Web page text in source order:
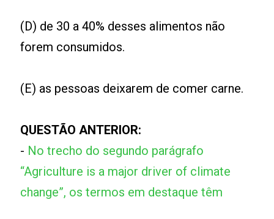
(D) de 30 a 40% desses alimentos não
forem consumidos.
(E) as pessoas deixarem de comer carne.
QUESTÃO ANTERIOR:
- No trecho do segundo parágrafo
“Agriculture is a major driver of climate
change”, os termos em destaque têm